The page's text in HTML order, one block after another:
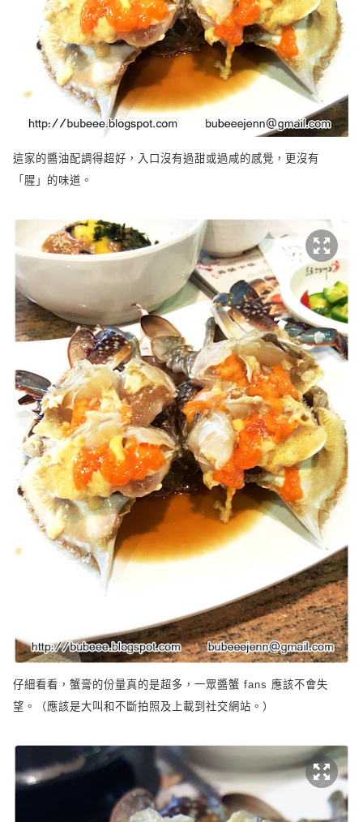
這家的醬油配調得超好，入口沒有過甜或過咸的感覺，更沒有
「腥」的味道。
仔細看看，蟹膏的份量真的是超多，一眾醬蟹 fans 應該不會失
望。（應該是大叫和不斷拍照及上載到社交網站。）